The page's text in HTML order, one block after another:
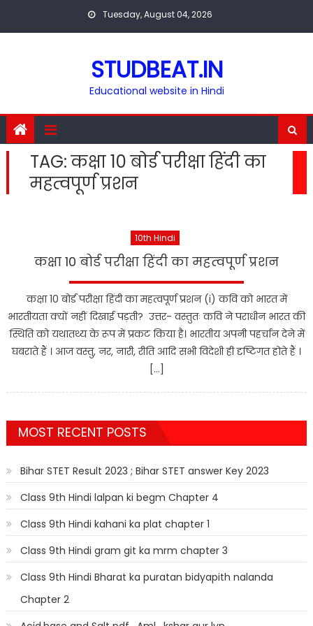
Tuesday, August 04, 2026
STUDBEAT.IN
Educational website in Hindi
TAG:कक्षा 10 बोर्ड परीक्षा हिंदी का
महत्वपूर्ण प्रशन
10th Hindi
कक्षा 10 बोर्ड परीक्षा हिंदी का महत्वपूर्ण प्रशन
कक्षा 10 बोर्ड परीक्षा हिंदी का महत्वपूर्ण प्रशन (i) कवि को भारत में
भारतीयता क्यों नहीं दिखाई पड़ती? उत्तर- वस्तुतः कवि ने पराधीन भारत की
स्थिति को यथातथ्य के रूप में प्रकट किया है। भारतीय अपनी पहर्चान देने में
घबराते हैं । आज वस्तु, नर, नारी, रीति आदि सभी विदेशी ही दृष्टिगत होते हैं ।
[…]
MOST RECENT POSTS
Bihar STET Result 2023 ; Bihar STET answer Key 2023
Class 9th Hindi lalpan ki begm Chapter 4
Class 9th Hindi kahani ka plat chapter 1
Class 9th Hindi gram git ka mrm chapter 3
Class 9th Hindi Bharat ka puratan bidyapith nalanda
Chapter 2